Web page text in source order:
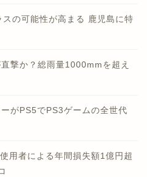
の可能性が高まる 鹿児島に特
撃か？総雨量1000mmを超え
ーがPS5でPS3ゲームの全世代
用者による年間損失額1億円超